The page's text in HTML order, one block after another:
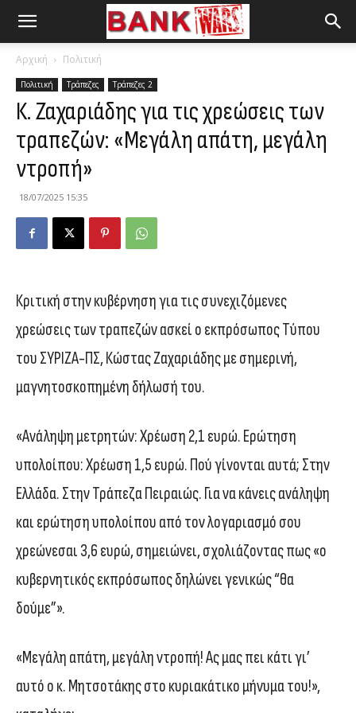
Αρχική Πολιτική
Πολιτική Τράπεζες Τράπεζες 2
Κ. Ζαχαριάδης για τις χρεώσεις των
τραπεζών: «Μεγάλη απάτη, μεγάλη
ντροπή»
18/07/2025 15:35
Κριτική στην κυβέρνηση για τις συνεχιζόμενες
χρεώσεις των τραπεζών ασκεί ο εκπρόσωπος Τύπου
του ΣΥΡΙΖΑ-ΠΣ, Κώστας Ζαχαριάδης με σημερινή,
μαγνητοσκοπημένη δήλωσή του.
«Ανάληψη μετρητών: Χρέωση 2,1 ευρώ. Ερώτηση
υπολοίπου: Χρέωση 1,5 ευρώ. Πού γίνονται αυτά; Στην
Ελλάδα. Στην Τράπεζα Πειραιώς. Για να κάνεις ανάληψη
και ερώτηση υπολοίπου από τον λογαριασμό σου
χρεώνεσαι 3,6 ευρώ, σημειώνει, σχολιάζοντας πως «ο
κυβερνητικός εκπρόσωπος δηλώνει γενικώς “θα
δούμε”».
«Μεγάλη απάτη, μεγάλη ντροπή! Ας μας πει κάτι γι’
αυτό ο κ. Μητσοτάκης στο κυριακάτικο μήνυμα του!»,